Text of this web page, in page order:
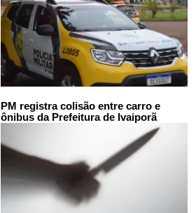
PM registra colisão entre carro e
ônibus da Prefeitura de Ivaiporã